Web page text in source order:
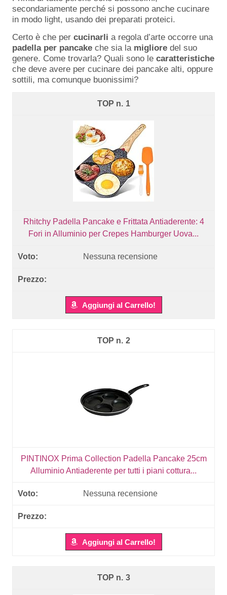
secondariamente perché si possono anche cucinare
in modo light, usando dei preparati proteici.
Certo è che per cucinarli a regola d’arte occorre una
padella per pancake che sia la migliore del suo
genere. Come trovarla? Quali sono le caratteristiche
che deve avere per cucinare dei pancake alti, oppure
sottili, ma comunque buonissimi?
1
Rhitchy Padella Pancake e Frittata Antiaderente: 4
Fori in Alluminio per Crepes Hamburger Uova...
Nessuna recensione
Aggiungi al Carrello!
2
PINTINOX Prima Collection Padella Pancake 25cm
Alluminio Antiaderente per tutti i piani cottura...
Nessuna recensione
Aggiungi al Carrello!
3